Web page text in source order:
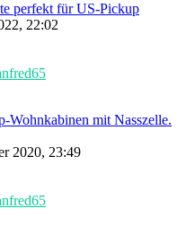
perfekt für US-Pickup
22:02
Wohnkabinen mit Nasszelle.
2020, 23:49